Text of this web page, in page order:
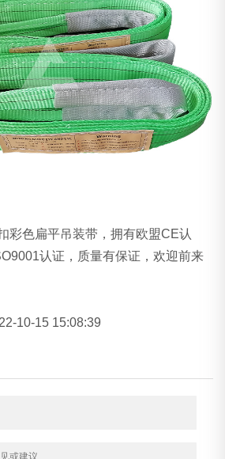
彩色扁平吊装带，拥有欧盟CE认
认证，质量有保证，欢迎前来
10-15 15:08:39